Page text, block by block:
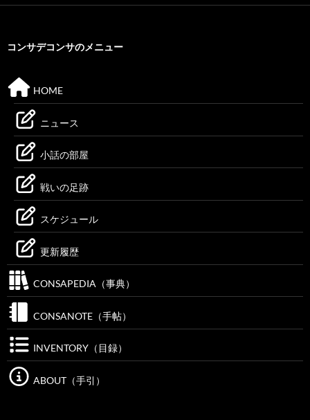
コンサデコンサのメニュー
HOME
ニュース
小話の部屋
戦いの足跡
スケジュール
更新履歴
CONSAPEDIA（事典）
CONSANOTE（手帖）
INVENTORY（目録）
ABOUT（手引）